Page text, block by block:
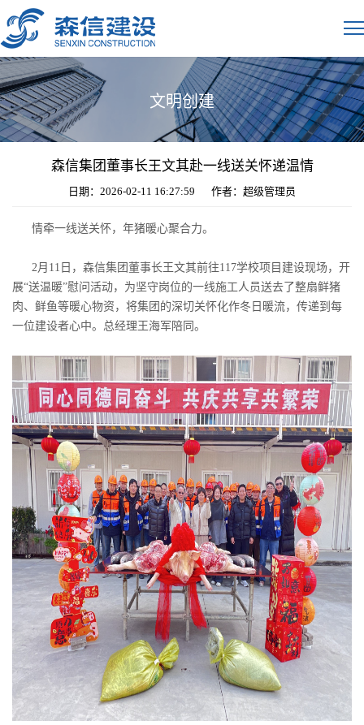
文明创建
森信集团董事长王文其赴一线送关怀递温情
日期：2026-02-11 16:27:59 作者：超级管理员
情牵一线送关怀，年猪暖心聚合力。
2月11日，森信集团董事长王文其前往117学校项目建设现场，开
展“送温暖”慰问活动，为坚守岗位的一线施工人员送去了整扇鲜猪
肉、鲜鱼等暖心物资，将集团的深切关怀化作冬日暖流，传递到每
一位建设者心中。总经理王海军陪同。